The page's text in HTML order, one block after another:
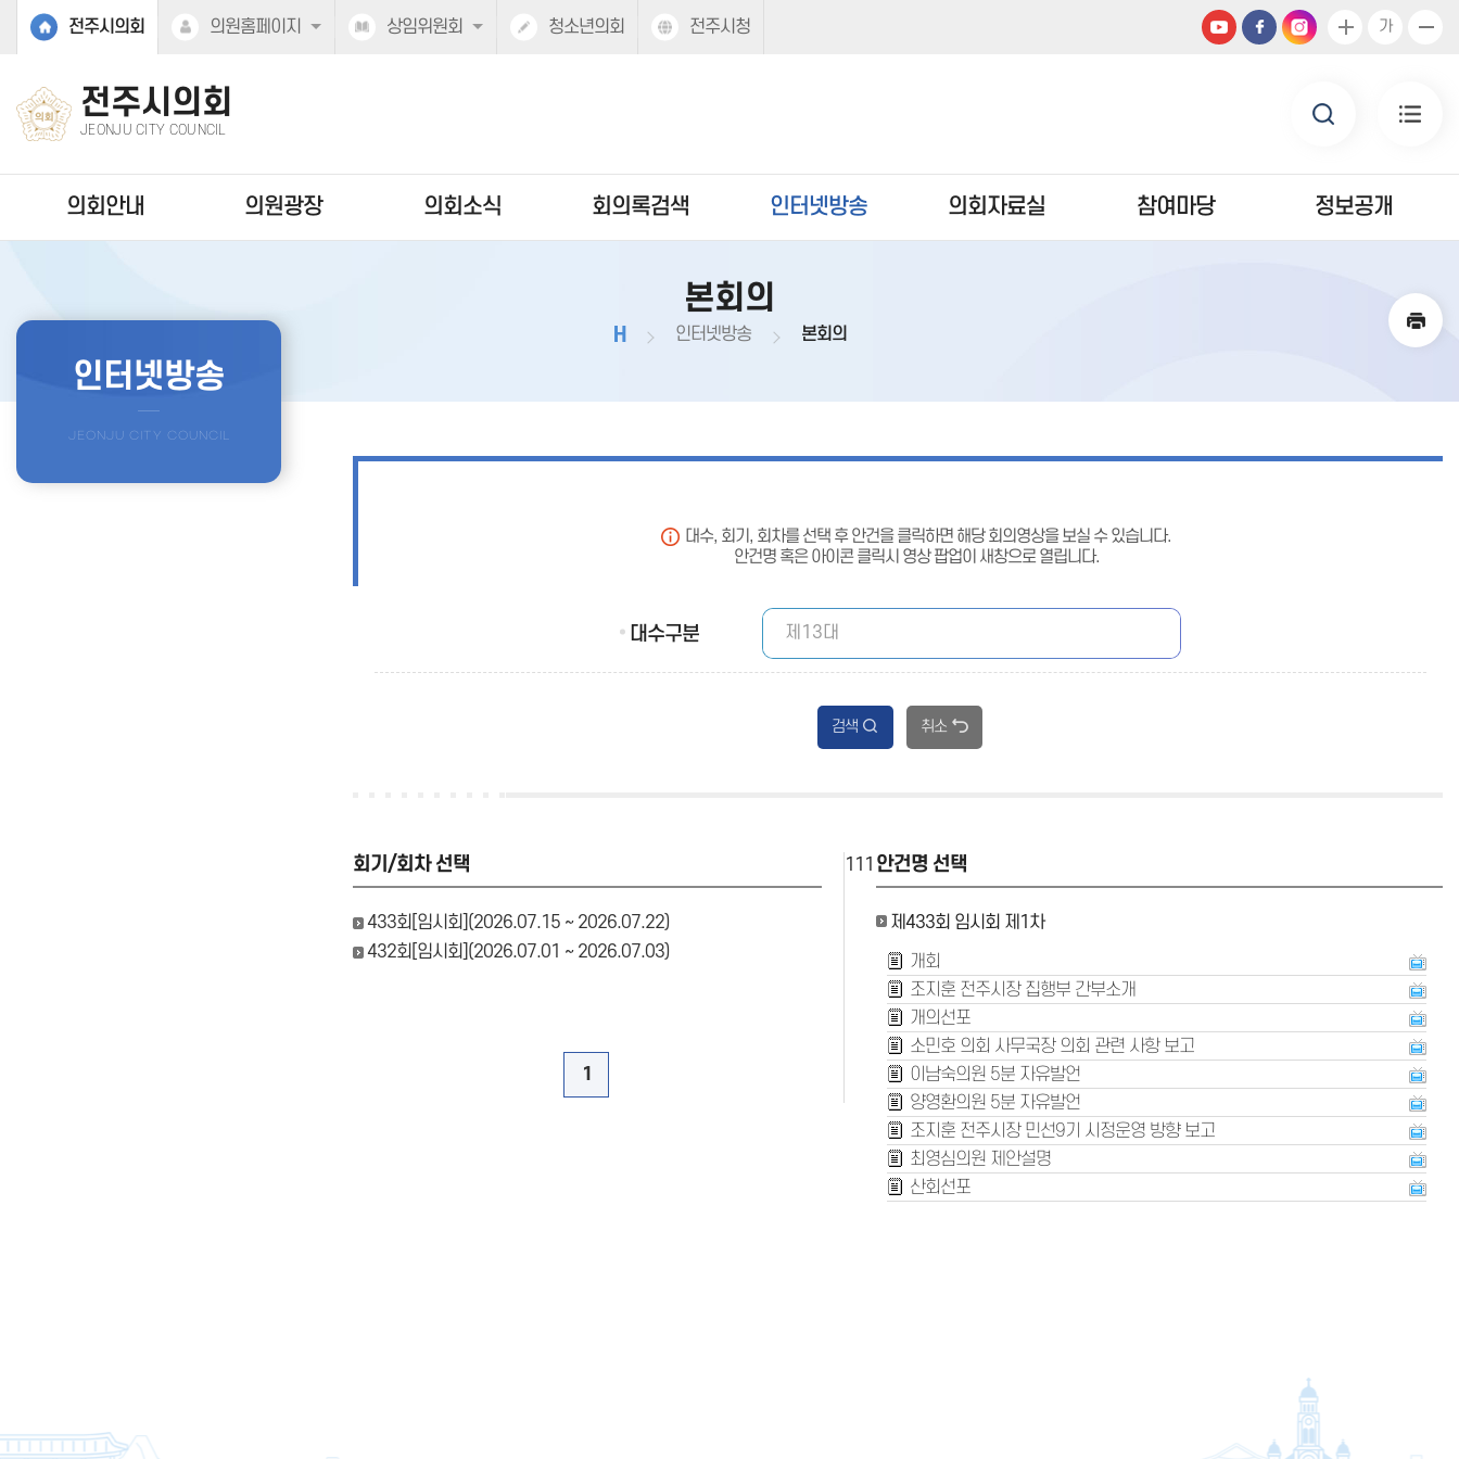
본문바로가기
전주시의회
의원홈페이지 상임위원회 청소년의회 전주시청 가
전주시의회
JEONJU CITY COUNCIL
의회안내 의원광장 의회소식 회의록검색 인터넷방송 의회자료실 참여마당 정보공개
본회의
H 인터넷방송 본회의
인터넷방송
대수, 회기, 회차를 선택 후 안건을 클릭하면 해당 회의영상을 보실 수 있습니다.
안건명 혹은 아이콘 클릭시 영상 팝업이 새창으로 열립니다.
대수구분
검색 취소
111
회기/회차 선택
433회[임시회](2026.07.15 ~ 2026.07.22)
432회[임시회](2026.07.01 ~ 2026.07.03)
1
안건명 선택
제433회 임시회 제1차
개회
조지훈 전주시장 집행부 간부소개
개의선포
소민호 의회 사무국장 의회 관련 사항 보고
이남숙의원 5분 자유발언
양영환의원 5분 자유발언
조지훈 전주시장 민선9기 시정운영 방향 보고
최영심의원 제안설명
산회선포